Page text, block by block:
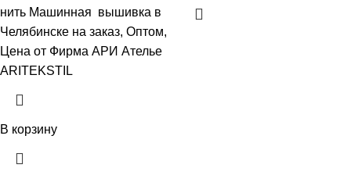
нить Машинная вышивка в
Челябинске на заказ, Оптом,
Цена от Фирма АРИ Ателье
ARITEKSTIL
В корзину